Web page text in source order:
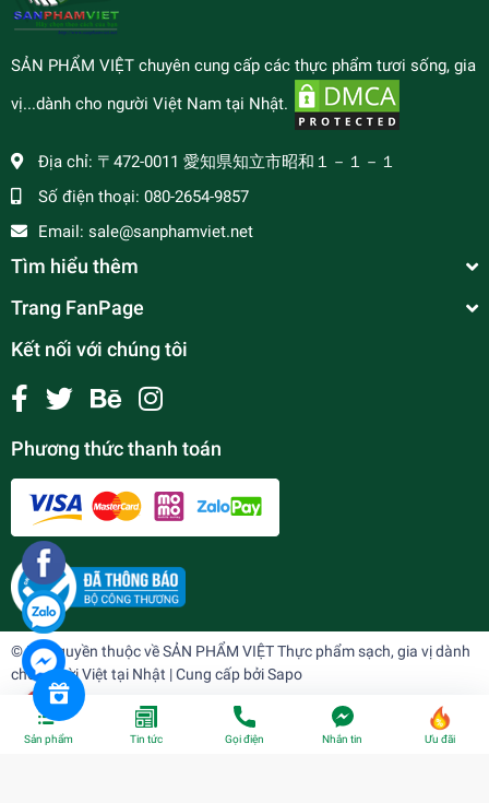
SẢN PHẨM VIỆT chuyên cung cấp các thực phẩm tươi sống, gia
vị...dành cho người Việt Nam tại Nhật.
Địa chỉ: 〒472-0011 愛知県知立市昭和１－１－１
Số điện thoại: 080-2654-9857
Email: sale@sanphamviet.net
Tìm hiểu thêm
Trang FanPage
Kết nối với chúng tôi
Phương thức thanh toán
© Bản quyền thuộc vềSẢN PHẨM VIỆT Thực phẩm sạch, gia vị dành
cho người Việt tại Nhật | Cung cấp bởiSapo
Sản phẩm Tin tức Gọi điện Nhắn tin Ưu đãi